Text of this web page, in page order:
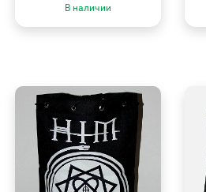
В наличии